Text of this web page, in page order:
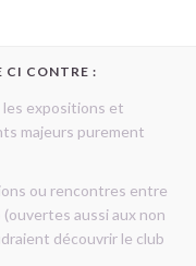
CI CONTRE :
les expositions et
majeurs purement
ou rencontres entre
(ouvertes aussi aux non
découvrir le club